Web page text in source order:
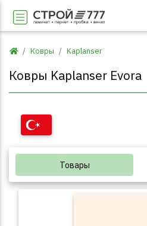
Ковры Kaplanser
Ковры Kaplanser Evora
Товары